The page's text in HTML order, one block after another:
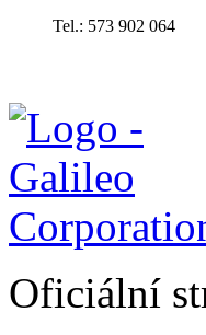
Tel.: 573 902 064
Oficiální